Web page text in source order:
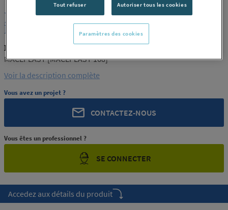
JONC TOILE BAKELISEE 25
MACEPLAST [MACEPLAST 168]
MACEPLAST MACEPLAST 168
MACEPLAST [MACEPLAST 168]
Voir la description complète
Vous avez un projet ?
CONTACTEZ-NOUS
Vous êtes un professionnel ?
SE CONNECTER
Accedez aux détails du produit
Tout refuser Autoriser tous les cookies
Paramètres des cookies